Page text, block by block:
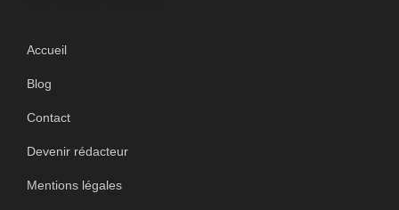
Accueil
Blog
Contact
Devenir rédacteur
Mentions légales